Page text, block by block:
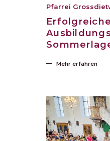
Pfarrei
Erfolgreiche
Mehr erfahren